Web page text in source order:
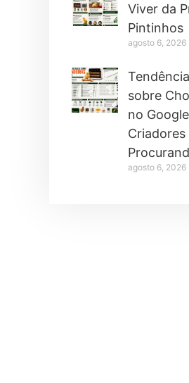
Viver da
Pintinhos
agosto 6, 2026
sobre
no
Criadores
agosto 6, 2026